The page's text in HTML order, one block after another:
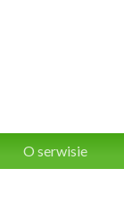
O serwisie